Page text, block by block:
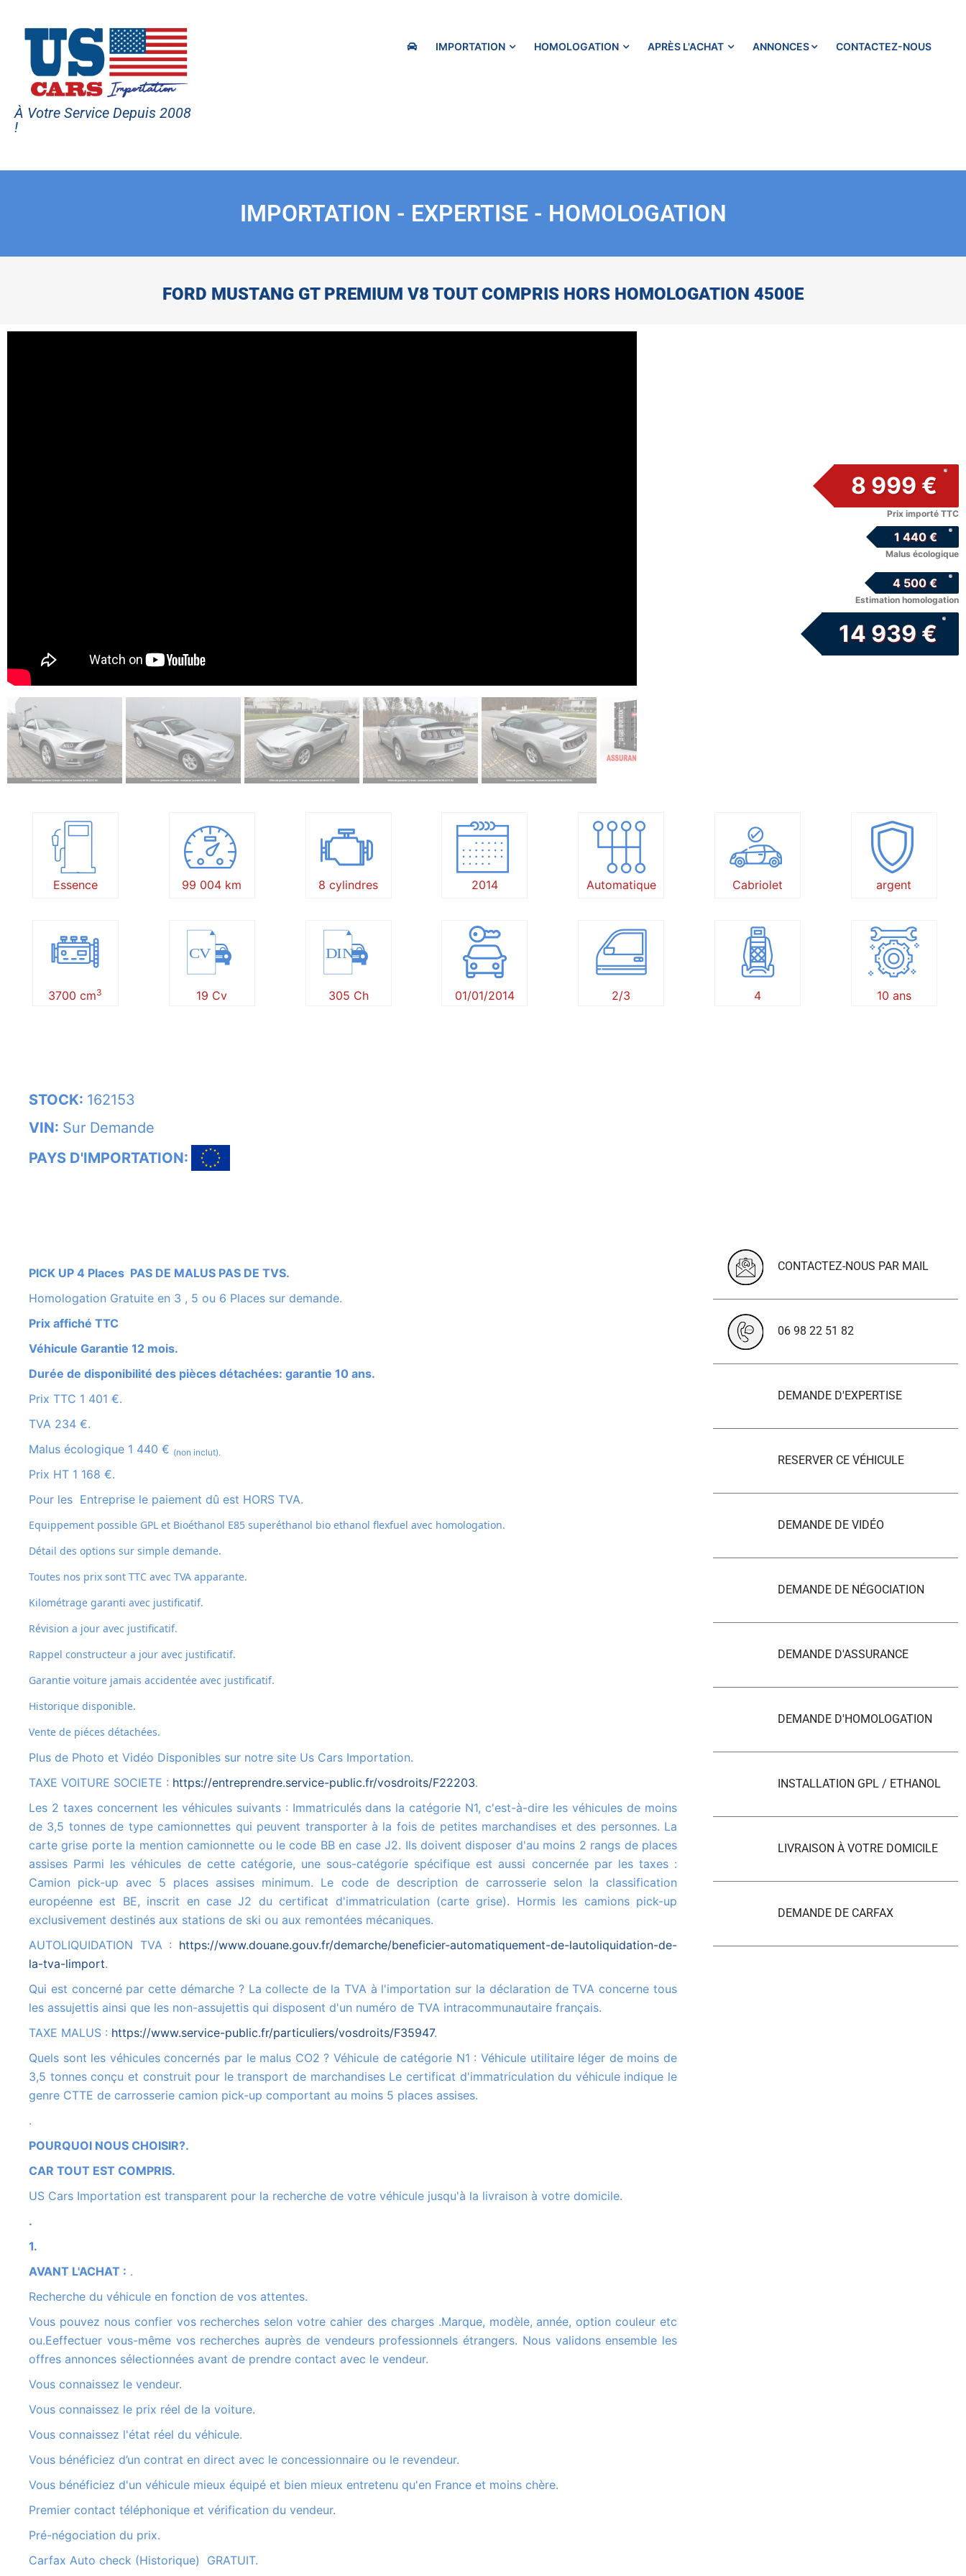
À Votre Service Depuis 2008
!
IMPORTATION HOMOLOGATION APRÈS L'ACHAT ANNONCES CONTACTEZ-NOUS
IMPORTATION - EXPERTISE - HOMOLOGATION
FORD MUSTANG GT PREMIUM V8 TOUT COMPRIS HORS HOMOLOGATION 4500E
8 999 €
Prix importé TTC
1 440 €
Malus écologique
4 500 €
Estimation homologation
14 939 €
Essence 99 004 km 8 cylindres 2014 Automatique Cabriolet argent
3700 cm3
CV
19 Cv
DIN
305 Ch 01/01/2014 2/3 4 10 ans
STOCK: 162153
VIN: Sur Demande
PAYS D'IMPORTATION:
PICK UP 4 Places PAS DE MALUS PAS DE TVS.
Homologation Gratuite en 3 , 5 ou 6 Places sur demande.
Prix affiché TTC
Véhicule Garantie 12 mois.
Durée de disponibilité des pièces détachées: garantie 10 ans.
Prix TTC 1 401 €.
TVA 234 €.
Malus écologique 1 440 € (non inclut).
Prix HT 1 168 €.
Pour les Entreprise le paiement dû est HORS TVA.
Equippement possible GPL et Bioéthanol E85 superéthanol bio ethanol flexfuel avec homologation.
Détail des options sur simple demande.
Toutes nos prix sont TTC avec TVA apparante.
Kilométrage garanti avec justificatif.
Révision a jour avec justificatif.
Rappel constructeur a jour avec justificatif.
Garantie voiture jamais accidentée avec justificatif.
Historique disponible.
Vente de piéces détachées.
Plus de Photo et Vidéo Disponibles sur notre site Us Cars Importation.
TAXE VOITURE SOCIETE : https://entreprendre.service-public.fr/vosdroits/F22203.
Les 2 taxes concernent les véhicules suivants : Immatriculés dans la catégorie N1, c'est-à-dire les véhicules de moins
de 3,5 tonnes de type camionnettes qui peuvent transporter à la fois de petites marchandises et des personnes. La
carte grise porte la mention camionnette ou le code BB en case J2. Ils doivent disposer d'au moins 2 rangs de places
assises Parmi les véhicules de cette catégorie, une sous-catégorie spécifique est aussi concernée par les taxes :
Camion pick-up avec 5 places assises minimum. Le code de description de carrosserie selon la classification
européenne est BE, inscrit en case J2 du certificat d'immatriculation (carte grise). Hormis les camions pick-up
exclusivement destinés aux stations de ski ou aux remontées mécaniques.
AUTOLIQUIDATION TVA : https://www.douane.gouv.fr/demarche/beneficier-automatiquement-de-lautoliquidation-de-
la-tva-limport.
Qui est concerné par cette démarche ? La collecte de la TVA à l'importation sur la déclaration de TVA concerne tous
les assujettis ainsi que les non-assujettis qui disposent d'un numéro de TVA intracommunautaire français.
TAXE MALUS : https://www.service-public.fr/particuliers/vosdroits/F35947.
Quels sont les véhicules concernés par le malus CO2 ? Véhicule de catégorie N1 : Véhicule utilitaire léger de moins de
3,5 tonnes conçu et construit pour le transport de marchandises Le certificat d'immatriculation du véhicule indique le
genre CTTE de carrosserie camion pick-up comportant au moins 5 places assises.
.
POURQUOI NOUS CHOISIR?.
CAR TOUT EST COMPRIS.
US Cars Importation est transparent pour la recherche de votre véhicule jusqu'à la livraison à votre domicile.
.
1.
AVANT L'ACHAT : .
Recherche du véhicule en fonction de vos attentes.
Vous pouvez nous confier vos recherches selon votre cahier des charges .Marque, modèle, année, option couleur etc
ou.Eeffectuer vous-même vos recherches auprès de vendeurs professionnels étrangers. Nous validons ensemble les
offres annonces sélectionnées avant de prendre contact avec le vendeur.
Vous connaissez le vendeur.
Vous connaissez le prix réel de la voiture.
Vous connaissez l'état réel du véhicule.
Vous bénéficiez d’un contrat en direct avec le concessionnaire ou le revendeur.
Vous bénéficiez d'un véhicule mieux équipé et bien mieux entretenu qu'en France et moins chère.
Premier contact téléphonique et vérification du vendeur.
Pré-négociation du prix.
Carfax Auto check (Historique) GRATUIT.
CONTACTEZ-NOUS PAR MAIL
06 98 22 51 82
DEMANDE D'EXPERTISE
RESERVER CE VÉHICULE
DEMANDE DE VIDÉO
DEMANDE DE NÉGOCIATION
DEMANDE D'ASSURANCE
DEMANDE D'HOMOLOGATION
INSTALLATION GPL / ETHANOL
LIVRAISON À VOTRE DOMICILE
DEMANDE DE CARFAX